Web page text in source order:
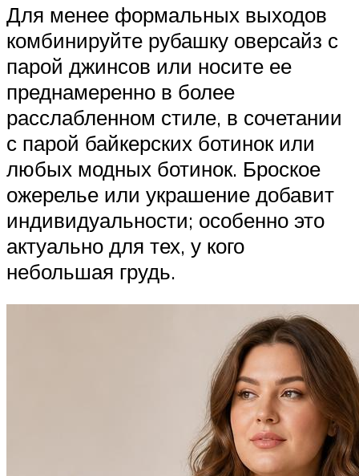
Для менее формальных выходов
комбинируйте рубашку оверсайз с
парой джинсов или носите ее
преднамеренно в более
расслабленном стиле, в сочетании
с парой байкерских ботинок или
любых модных ботинок. Броское
ожерелье или украшение добавит
индивидуальности; особенно это
актуально для тех, у кого
небольшая грудь.